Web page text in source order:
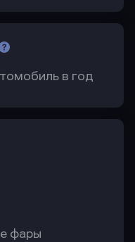
в год
фары